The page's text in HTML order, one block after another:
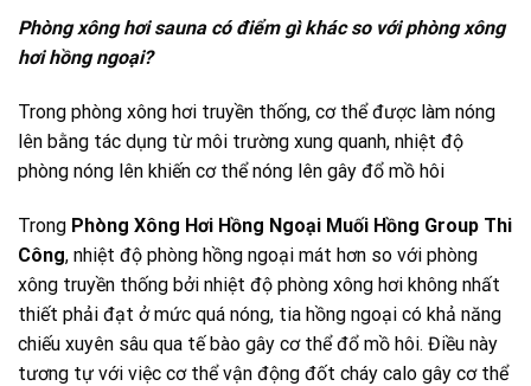
Phòng xông hơi sauna có điểm gì khác so với phòng xông
hơi hồng ngoại?
Trong phòng xông hơi truyền thống, cơ thể được làm nóng
lên bằng tác dụng từ môi trường xung quanh, nhiệt độ
phòng nóng lên khiến cơ thể nóng lên gây đổ mồ hôi
Trong Phòng Xông Hơi Hồng Ngoại Muối Hồng Group Thi
Công, nhiệt độ phòng hồng ngoại mát hơn so với phòng
xông truyền thống bởi nhiệt độ phòng xông hơi không nhất
thiết phải đạt ở mức quá nóng, tia hồng ngoại có khả năng
chiếu xuyên sâu qua tế bào gây cơ thể đổ mồ hôi. Điều này
tương tự với việc cơ thể vận động đốt cháy calo gây cơ thể